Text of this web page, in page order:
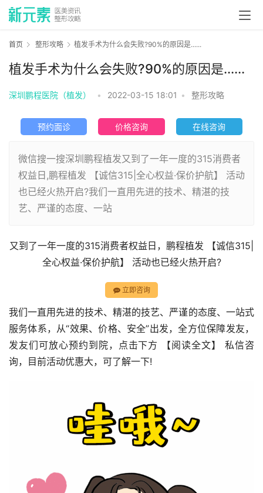
首页 整形攻略 植发手术为什么会失败?90%的原因是......
植发手术为什么会失败?90%的原因是......
深圳鹏程医院（植发） • 2022-03-15 18:01 • 整形攻略
预约面诊 价格咨询 在线咨询
微信搜一搜深圳鹏程植发又到了一年一度的315消费者
权益日,鹏程植发 【诚信315|全心权益·保价护航】 活动
也已经火热开启?我们一直用先进的技术、精湛的技
艺、严谨的态度、一站
又到了一年一度的315消费者权益日，鹏程植发 【诚信315|
全心权益·保价护航】 活动也已经火热开启?
立即咨询
我们一直用先进的技术、精湛的技艺、严谨的态度、一站式
服务体系，从“效果、价格、安全”出发，全方位保障发友，
发友们可放心预约到院，点击下方 【阅读全文】 私信咨
询，目前活动优惠大，可了解一下!